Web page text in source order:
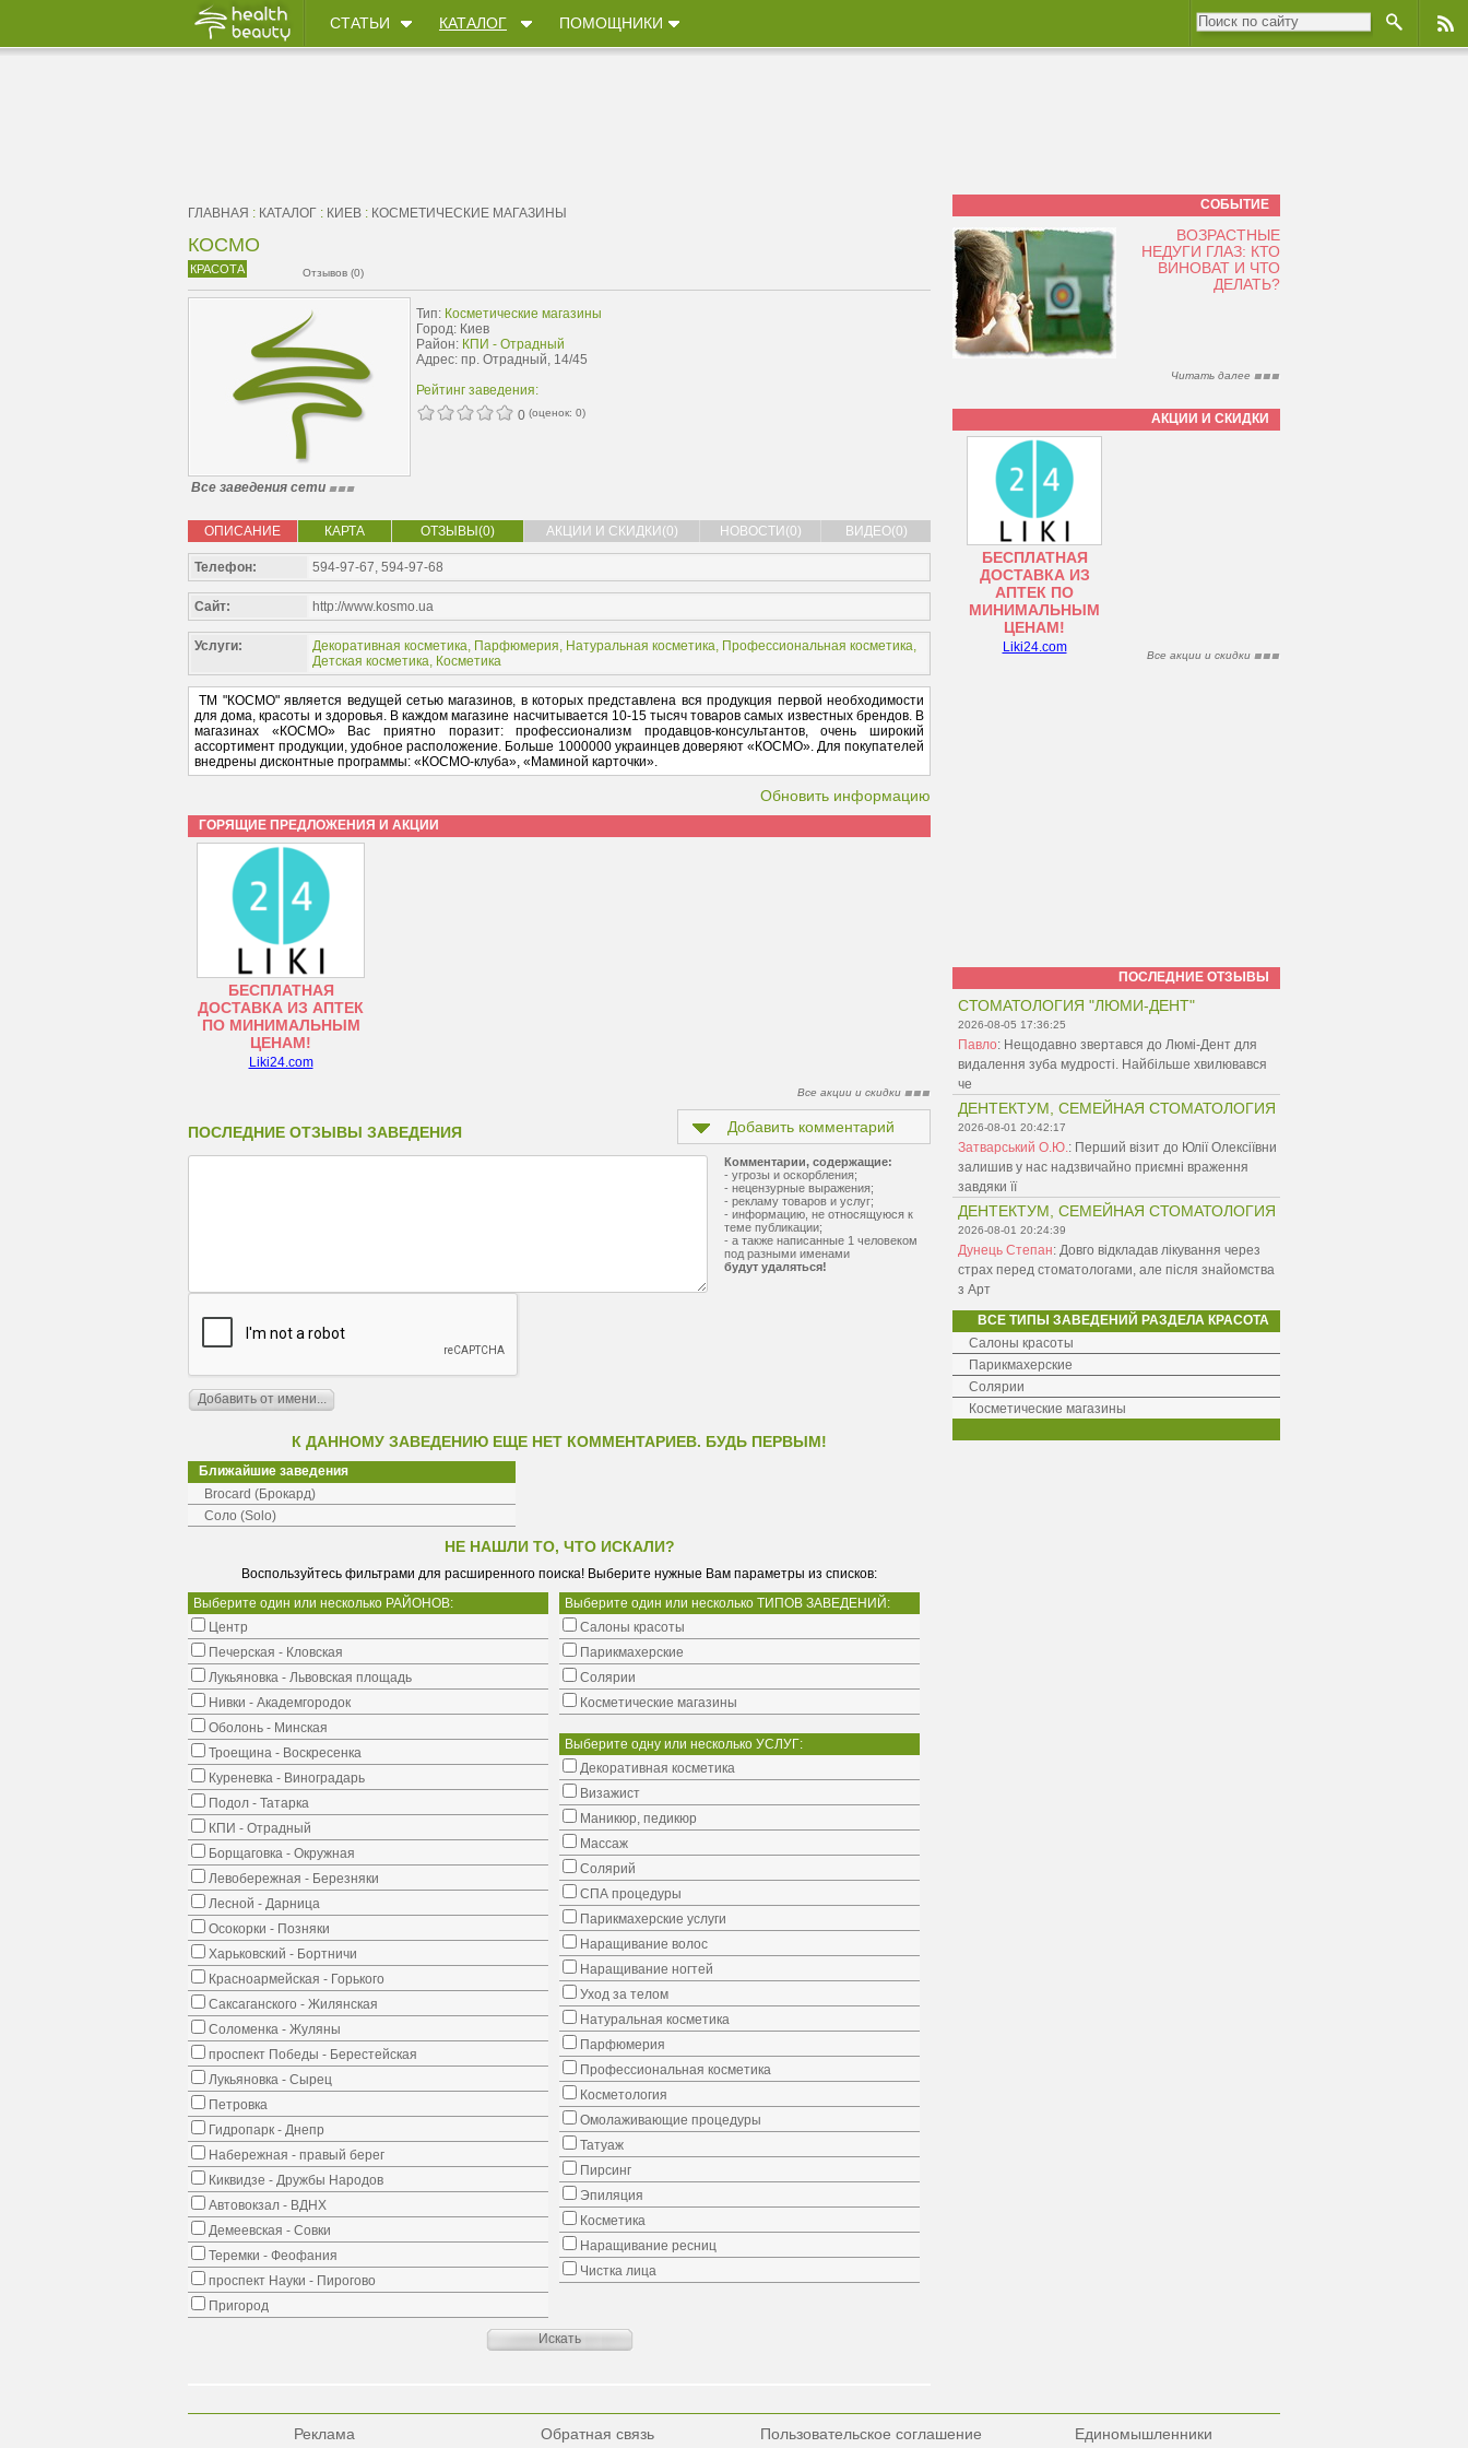
СТАТЬИ КАТАЛОГ ПОМОЩНИКИ
ГЛАВНАЯ : КАТАЛОГ : КИЕВ : КОСМЕТИЧЕСКИЕ МАГАЗИНЫ
КОСМО
КРАСОТА Отзывов (0)
Тип: Косметические магазины
Город: Киев
Район: КПИ - Отрадный
Адрес: пр. Отрадный, 14/45
Рейтинг заведения:
0 (оценок: 0)
Все заведения сети
ОПИСАНИЕ КАРТА ОТЗЫВЫ(0) АКЦИИ И СКИДКИ(0) НОВОСТИ(0) ВИДЕО(0)
Телефон: 594-97-67, 594-97-68
Сайт: http://www.kosmo.ua
Услуги: Декоративная косметика, Парфюмерия, Натуральная косметика, Профессиональная косметика,
Детская косметика, Косметика
ТМ "КОСМО" является ведущей сетью магазинов, в которых представлена вся продукция первой необходимости
для дома, красоты и здоровья. В каждом магазине насчитывается 10-15 тысяч товаров самых известных брендов. В
магазинах «КОСМО» Вас приятно поразит: профессионализм продавцов-консультантов, очень широкий
ассортимент продукции, удобное расположение. Больше 1000000 украинцев доверяют «КОСМО». Для покупателей
внедрены дисконтные программы: «КОСМО-клуба», «Маминой карточки».
Обновить информацию
ГОРЯЩИЕ ПРЕДЛОЖЕНИЯ И АКЦИИ
БЕСПЛАТНАЯ
ДОСТАВКА ИЗ АПТЕК
ПО МИНИМАЛЬНЫМ
ЦЕНАМ!
Liki24.com
Все акции и скидки
ПОСЛЕДНИЕ ОТЗЫВЫ ЗАВЕДЕНИЯ Добавить комментарий
Комментарии, содержащие:
- угрозы и оскорбления;
- нецензурные выражения;
- рекламу товаров и услуг;
- информацию, не относящуюся к
теме публикации;
- а также написанные 1 человеком
под разными именами
будут удаляться!
К ДАННОМУ ЗАВЕДЕНИЮ ЕЩЕ НЕТ КОММЕНТАРИЕВ. БУДЬ ПЕРВЫМ!
Ближайшие заведения
Brocard (Брокард)
Соло (Solo)
НЕ НАШЛИ ТО, ЧТО ИСКАЛИ?
Воспользуйтесь фильтрами для расширенного поиска! Выберите нужные Вам параметры из списков:
Выберите один или несколько РАЙОНОВ:
Центр
Печерская - Кловская
Лукьяновка - Львовская площадь
Нивки - Академгородок
Оболонь - Минская
Троещина - Воскресенка
Куреневка - Виноградарь
Подол - Татарка
КПИ - Отрадный
Борщаговка - Окружная
Левобережная - Березняки
Лесной - Дарница
Осокорки - Позняки
Харьковский - Бортничи
Красноармейская - Горького
Саксаганского - Жилянская
Соломенка - Жуляны
проспект Победы - Берестейская
Лукьяновка - Сырец
Петровка
Гидропарк - Днепр
Набережная - правый берег
Киквидзе - Дружбы Народов
Автовокзал - ВДНХ
Демеевская - Совки
Теремки - Феофания
проспект Науки - Пирогово
Пригород
Выберите один или несколько ТИПОВ ЗАВЕДЕНИЙ:
Салоны красоты
Парикмахерские
Солярии
Косметические магазины
Выберите одну или несколько УСЛУГ:
Декоративная косметика
Визажист
Маникюр, педикюр
Массаж
Солярий
СПА процедуры
Парикмахерские услуги
Наращивание волос
Наращивание ногтей
Уход за телом
Натуральная косметика
Парфюмерия
Профессиональная косметика
Косметология
Омолаживающие процедуры
Татуаж
Пирсинг
Эпиляция
Косметика
Наращивание ресниц
Чистка лица
СОБЫТИЕ
ВОЗРАСТНЫЕ
НЕДУГИ ГЛАЗ: КТО
ВИНОВАТ И ЧТО
ДЕЛАТЬ?
Читать далее
АКЦИИ И СКИДКИ
БЕСПЛАТНАЯ
ДОСТАВКА ИЗ
АПТЕК ПО
МИНИМАЛЬНЫМ
ЦЕНАМ!
Liki24.com
Все акции и скидки
ПОСЛЕДНИЕ ОТЗЫВЫ
СТОМАТОЛОГИЯ "ЛЮМИ-ДЕНТ"
2026-08-05 17:36:25
Павло: Нещодавно звертався до Люмі-Дент для
видалення зуба мудрості. Найбільше хвилювався
че
ДЕНТЕКТУМ, СЕМЕЙНАЯ СТОМАТОЛОГИЯ
2026-08-01 20:42:17
Затварський О.Ю.: Перший візит до Юлії Олексіївни
залишив у нас надзвичайно приємні враження
завдяки її
ДЕНТЕКТУМ, СЕМЕЙНАЯ СТОМАТОЛОГИЯ
2026-08-01 20:24:39
Дунець Степан: Довго відкладав лікування через
страх перед стоматологами, але після знайомства
з Арт
ВСЕ ТИПЫ ЗАВЕДЕНИЙ РАЗДЕЛА КРАСОТА
Салоны красоты
Парикмахерские
Солярии
Косметические магазины
Реклама Обратная связь Пользовательское соглашение Единомышленники